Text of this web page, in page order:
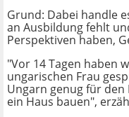
Grund: Dabei handle
an Ausbildung fehlt
Perspektiven haben,
"Vor 14 Tagen haben
ungarischen Frau
Ungarn genug für
ein Haus bauen",